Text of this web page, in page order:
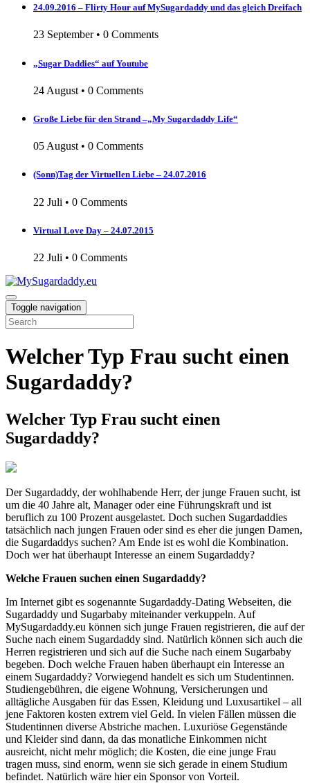
24.09.2016 – Flirty Hour auf MySugardaddy und das gleich Dreifach
23 September• 0 Comments
„Sugar Daddies“ auf Youtube
24 August • 0 Comments
Große Liebe für den Strand –„My Sugardaddy Life“
05 August • 0 Comments
(Sonn)Tag der Virtuellen Liebe – 24.07.2016
22 Juli • 0 Comments
Virtual Love Day – 24.07.2015
22 Juli • 0 Comments
Toggle navigation
Welcher Typ Frau sucht einen
Sugardaddy?
Welcher Typ Frau sucht einen
Sugardaddy?
Der Sugardaddy, der wohlhabende Herr, der junge Frauen sucht, ist
um die 40 Jahre alt, Manager oder eine Führungskraft und ist
beruflich zu 100 Prozent ausgelastet. Doch suchen Sugardaddies
tatsächlich nach jungen Frauen oder sind es eher die jungen Damen,
die Sugardaddys suchen? Am Ende ist es wohl die Kombination.
Doch wer hat überhaupt Interesse an einem Sugardaddy?
Welche Frauen suchen einen Sugardaddy?
Im Internet gibt es sogenannte Sugardaddy-Dating Webseiten, die
Sugardaddy und Sugarbaby miteinander verkuppeln. Auf
MySugardaddy.eu können sich junge Frauen registrieren, die auf der
Suche nach einem Sugardaddy sind. Natürlich können sich auch die
Herren registrieren und sich auf die Suche nach einem Sugarbaby
begeben. Doch welche Frauen haben überhaupt ein Interesse an
einem Sugardaddy? Vorwiegend handelt es sich um Studentinnen.
Studiengebühren, die eigene Wohnung, Versicherungen und
alltägliche Ausgaben für das Essen, Kleidung und Luxusartikel – all
jene Faktoren kosten extrem viel Geld. In vielen Fällen müssen die
Studentinnen diverse Abstriche machen. Luxuriöse Gegenstände
und Kleider sind dann, da das monatliche Einkommen nicht
ausreicht, nicht mehr möglich; die Kosten, die eine junge Frau
tragen muss, sind enorm, wenn sie sich gerade in einem Studium
befindet. Natürlich wäre hier ein Sponsor von Vorteil.